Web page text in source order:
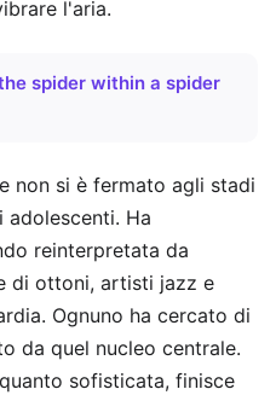
l'aria.
spider within a spider
non si è fermato agli stadi
Ha
reinterpretata da
di ottoni, artisti jazz e
Ognuno ha cercato di
da quel nucleo centrale.
sofisticata, finisce